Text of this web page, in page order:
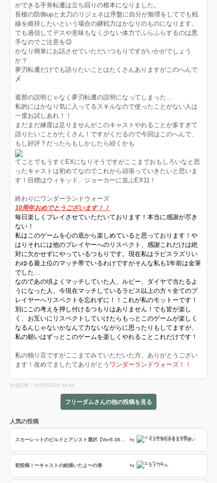
ができる手斧転遷は立ち回りの根本になりました。
長槍の防御upと太刀のリジェネは序盤に自分が無理をしてでも戦
線を維持したいという場合の継戦力はかなりのものになります。
でも過信してデスや意味もなく少ない体力でふらふらするのは悪
手なのでご注意を😉
かなり簡単にお話させていただいつもりですがいかがでしょう
か？
夢刃転遷だけでも語りたいことはたくさんありますがこのへんで
〆
遮那の説明じゃなく夢刃転遷の説明になってしまった…
私的にはかなり気に入ってるスキルなので使ったことがない人は
一度お試しあれ！！
まだまだ練度は足りませんがこのキャストやれることが多すぎて
語りたいことがたくさん！ですがくだるので今回はこのへんで、
もし好評？だったらもしかしたら続くかも
てことでもうすぐEXになりそうですがここまでおもしろいなと思
ったキャストは初めてなのでこれから頑張っていきたいと思いま
す！目標はウィキッド、ジョーカーに並ぶEX11！
終わりにワンダーランドウォーズ
10周年おめでとうございます！！
毎日楽しくプレイさせていただいております！本当に感謝が尽き
ない！
私はこのゲームを心の底から楽しめていると思っております！や
はりそれには他のプレイヤーへのリスペクト、感謝これだけは絶
対に欠かせずにやっているつもりです。現在私はラピスラズリい
わゆる最上位のマッチ帯でいるわけですがそんな私も1年前は金筆
でした…
なのであの頃よくマッチしていた人、ルビー、ダイヤで当たるよ
うになった人、今現在マッチしているラピス以上の方々全てのプ
レイヤーへリスペクトを忘れずに！！これが私のモットーです！
別にこの考えを押し付けるつもりはありません！でも皆が楽し
く、お互いにリスペクトしていけたらもっとこのゲームが楽しく
なるんじゃないかなんて力ないながらに思ったりもしてますが、
私の願いはずっとこのゲームを楽しくやれることこれだけです！
私の独り言ですがここまでみていただいた方、ありがとうござい
ます！改めてましたてありがとう ワンダーランドウォーズ！！
作成日時：2025/02/26 00:45
フリーダムさんの他の投稿を見る
人気の投稿
by イズミ＠わがままスカ使い
初投稿！〜キャストの絵描いたよ〜の巻 by エトワール